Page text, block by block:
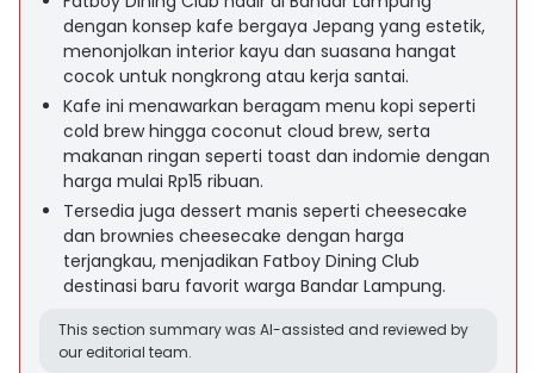
dengan konsep kafe bergaya Jepang yang estetik,
menonjolkan interior kayu dan suasana hangat
cocok untuk nongkrong atau kerja santai.
Kafe ini menawarkan beragam menu kopi seperti
cold brew hingga coconut cloud brew, serta
makanan ringan seperti toast dan indomie dengan
harga mulai Rp15 ribuan.
Tersedia juga dessert manis seperti cheesecake
dan brownies cheesecake dengan harga
terjangkau, menjadikan Fatboy Dining Club
destinasi baru favorit warga Bandar Lampung.
This section summary was AI-assisted and reviewed by
our editorial team.